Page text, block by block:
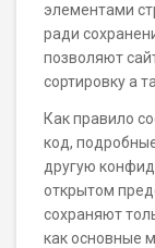
элементами
ради
позволяют
сортировку а
Как правило
код,
другую
открытом
сохраняют
как основные